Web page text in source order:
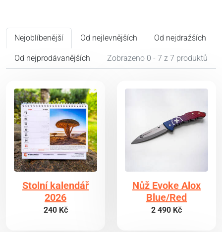
Nejoblíbenější Od nejlevnějších Od nejdražších
Od nejprodávanějších Zobrazeno 0 - 7 z 7 produktů
Stolní kalendář
2026
240 Kč
Nůž Evoke Alox
Blue/Red
2 490 Kč